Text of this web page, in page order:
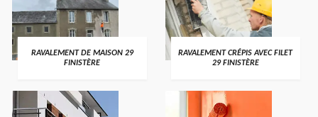
RAVALEMENT DE MAISON 29
FINISTÈRE
RAVALEMENT CRÉPIS AVEC FILET
29 FINISTÈRE